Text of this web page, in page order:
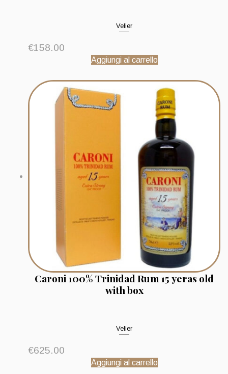
Velier
€158.00
Aggiungi al carrello
Caroni 100% Trinidad Rum 15 yeras old
with box
Velier
€625.00
Aggiungi al carrello